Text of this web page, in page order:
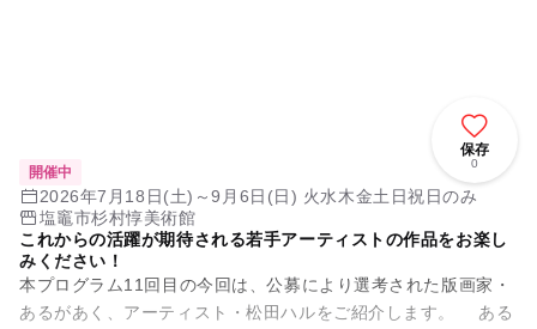
保存
0
開催中
2026年7月18日(土)～9月6日(日) 火水木金土日祝日のみ
塩竈市杉村惇美術館
これからの活躍が期待される若手アーティストの作品をお楽し
みください！
本プログラム11回目の今回は、公募により選考された版画家・
あるがあく、アーティスト・松田ハルをご紹介します。 ある